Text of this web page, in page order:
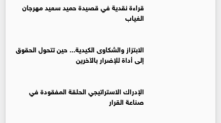
قراءة نقدية في قصيدة حميد سعيد مهرجان
الغياب
الابتزاز والشكاوى الكيدية... حين تتحول الحقوق
إلى أداة للإضرار بالآخرين
الإدراك الاستراتيجي الحلقة المفقودة في
صناعة القرار